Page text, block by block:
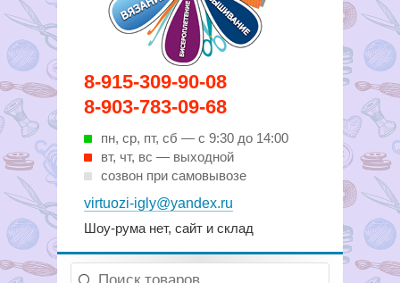
8-915-309-90-08
8-903-783-09-68
пн, ср, пт, cб — с 9:30 до 14:00
вт, чт, вс — выходной
созвон при самовывозе
virtuozi-igly@yandex.ru
Шоу-рума нет, сайт и склад
Вирутозы иглы. Товары для
шитья и рукоделья